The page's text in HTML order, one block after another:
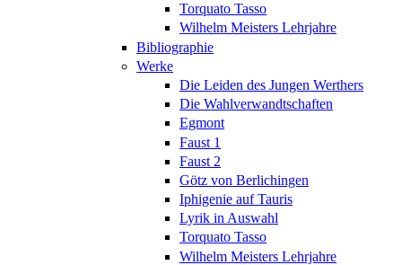
Torquato Tasso
Wilhelm Meisters Lehrjahre
Bibliographie
Werke
Die Leiden des Jungen Werthers
Die Wahlverwandtschaften
Egmont
Faust 1
Faust 2
Götz von Berlichingen
Iphigenie auf Tauris
Lyrik in Auswahl
Torquato Tasso
Wilhelm Meisters Lehrjahre